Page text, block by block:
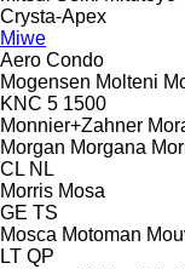
Crysta-Apex
Miwe
Aero Condo
Mogensen Molteni
KNC 5 1500
Monnier+Zahner
Morgan Morgana
CL NL
Morris Mosa
GE TS
Mosca Motoman
LT QP